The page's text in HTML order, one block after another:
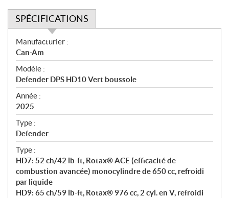
SPÉCIFICATIONS
S
p
é
c
i
f
i
c
a
t
i
o
n
s
Manufacturier :
Can-Am
Modèle :
Defender DPS HD10 Vert boussole
Année :
2025
Type :
Defender
Type :
HD7: 52 ch/42 lb-ft, Rotax® ACE (efficacité de
combustion avancée) monocylindre de 650 cc, refroidi
par liquide
HD9: 65 ch/59 lb-ft, Rotax® 976 cc, 2 cyl. en V, refroidi